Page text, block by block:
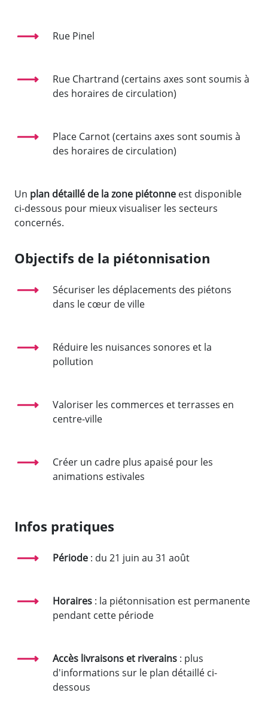
Rue Pinel
Rue Chartrand (certains axes sont soumis à
des horaires de circulation)
Place Carnot (certains axes sont soumis à
des horaires de circulation)
Un plan détaillé de la zone piétonne est disponible
ci-dessous pour mieux visualiser les secteurs
concernés.
Objectifs de la piétonnisation
Sécuriser les déplacements des piétons
dans le cœur de ville
Réduire les nuisances sonores et la
pollution
Valoriser les commerces et terrasses en
centre-ville
Créer un cadre plus apaisé pour les
animations estivales
Infos pratiques
Période : du 21 juin au 31 août
Horaires : la piétonnisation est permanente
pendant cette période
Accès livraisons et riverains : plus
d'informations sur le plan détaillé ci-
dessous